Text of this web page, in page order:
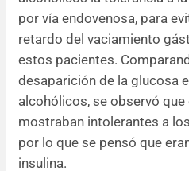
por vía endovenosa, para
retardo del vaciamiento
estos pacientes.
desaparición de la glucosa
alcohólicos, se observó
mostraban intolerantes a
por lo que se pensó que
insulina.